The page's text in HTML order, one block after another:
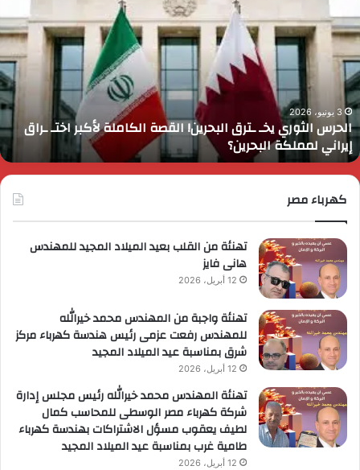
يخـ
ـترق
البحرين!
القصة
الكاملة
لأكبر
اختـ
ـراق
إيراني
لمملكة
البحرين؟
3 يونيو، 2026
الحرس الثوري يخـ ـترق البحرين! القصة الكاملة لأكبر اختـ ـراق
إيراني لمملكة البحرين؟
كهرباء مصر
تهنئة من القلب بعيد الميلاد المجيد للمهندس
هانى فايز
12 أبريل، 2026
تهنئة واجبة من المهندس محمد خيرالله
للمهندس رفعت عزمى رئيس هندسة كهرباء مركز
شرق بمناسبة عيد الميلاد المجيد
12 أبريل، 2026
تهنئة المهندس محمد خيرالله رئيس مجلس إدارة
شركة كهرباء مصر الوسطى للمحاسب كمال
لطيف يعقوب مسؤل الاشتراكات بهندسة كهرباء
طامية غرب بمناسبة عيد الميلاد المجيد
12 أبريل، 2026